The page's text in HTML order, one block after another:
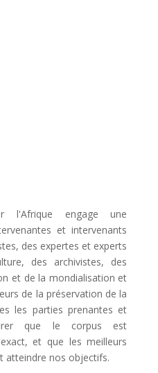
l'Afrique engage une
et intervenants
des expertes et experts
des archivistes, des
et de la mondialisation et
de la préservation de la
les parties prenantes et
que le corpus est
et que les meilleurs
atteindre nos objectifs.